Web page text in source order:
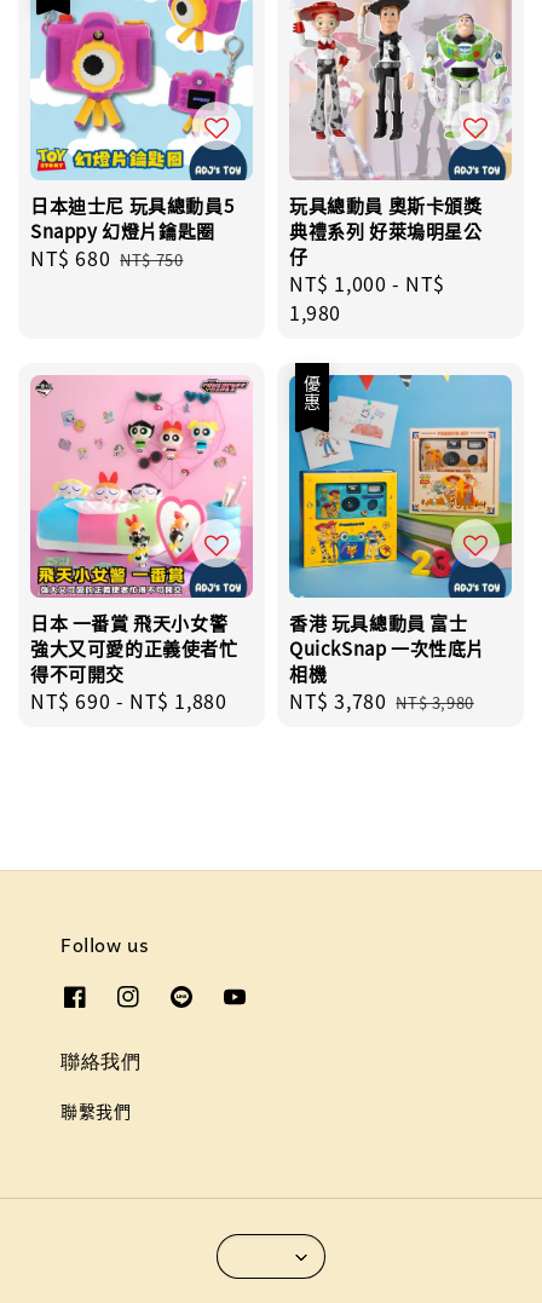
日本迪士尼 玩具總動員5
Snappy 幻燈片鑰匙圈
Sale
NT$ 680 Regular
NT$ 750
玩具總動員 奧斯卡頒獎
典禮系列 好萊塢明星公
仔
Regular
price
NT$ 1,000 - NT$
1,980
日本 一番賞 飛天小女警
強大又可愛的正義使者忙
得不可開交
Regular
NT$ 690 - NT$ 1,880
優惠
香港 玩具總動員 富士
QuickSnap 一次性底片
相機
Sale
NT$ 3,780 Regular
NT$ 3,980
Follow us
聯絡我們
聯繫我們